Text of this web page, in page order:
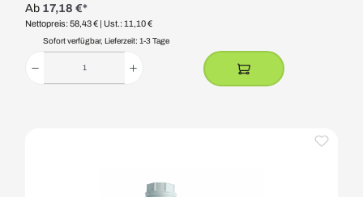
Ab 17,18 €*
Nettopreis: 58,43 € | Ust.: 11,10 €
Sofort verfügbar, Lieferzeit: 1-3 Tage